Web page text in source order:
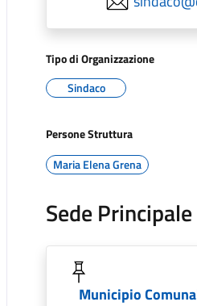
Tipo di Organizzazione
Sindaco
Persone Struttura
Maria Elena Grena
Sede Principale
Municipio